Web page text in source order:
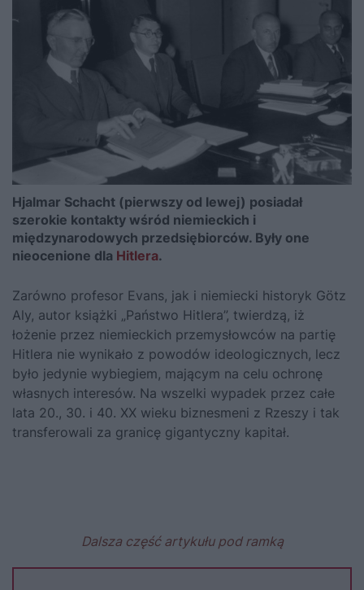
Hjalmar Schacht (pierwszy od lewej) posiadał
szerokie kontakty wśród niemieckich i
międzynarodowych przedsiębiorców. Były one
nieocenione dla Hitlera.
Zarówno profesor Evans, jak i niemiecki historyk Götz
Aly, autor książki „Państwo Hitlera”, twierdzą, iż
łożenie przez niemieckich przemysłowców na partię
Hitlera nie wynikało z powodów ideologicznych, lecz
było jedynie wybiegiem, mającym na celu ochronę
własnych interesów. Na wszelki wypadek przez całe
lata 20., 30. i 40. XX wieku biznesmeni z Rzeszy i tak
transferowali za granicę gigantyczny kapitał.
Dalsza część artykułu pod ramką